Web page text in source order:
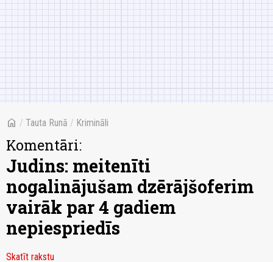
home / Tauta Runā / Krimināli
Komentāri:
Judins: meitenīti
nogalinājušam dzērājšoferim
vairāk par 4 gadiem
nepiespriedīs
Skatīt rakstu